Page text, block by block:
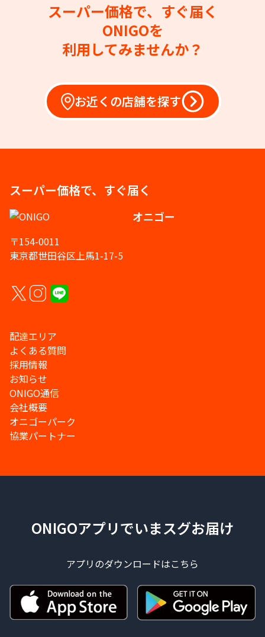
スーパー価格で、すぐ届く
ONIGOを
利用してみませんか？
お近くの店舗を探す
スーパー価格で、すぐ届く
オニゴー
〒154-0011
東京都世田谷区上馬1-17-5
配達エリア
よくある質問
採用情報
お知らせ
ONIGO通信
会社概要
オニゴーパーク
協業パートナー
ONIGOアプリでいまスグお届け
アプリのダウンロードはこちら